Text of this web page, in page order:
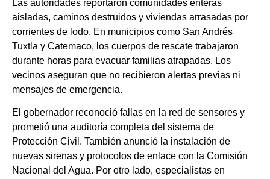
Las autoridades reportaron comunidades enteras
aisladas, caminos destruidos y viviendas arrasadas por
corrientes de lodo. En municipios como San Andrés
Tuxtla y Catemaco, los cuerpos de rescate trabajaron
durante horas para evacuar familias atrapadas. Los
vecinos aseguran que no recibieron alertas previas ni
mensajes de emergencia.
El gobernador reconoció fallas en la red de sensores y
prometió una auditoría completa del sistema de
Protección Civil. También anunció la instalación de
nuevas sirenas y protocolos de enlace con la Comisión
Nacional del Agua. Por otro lado, especialistas en